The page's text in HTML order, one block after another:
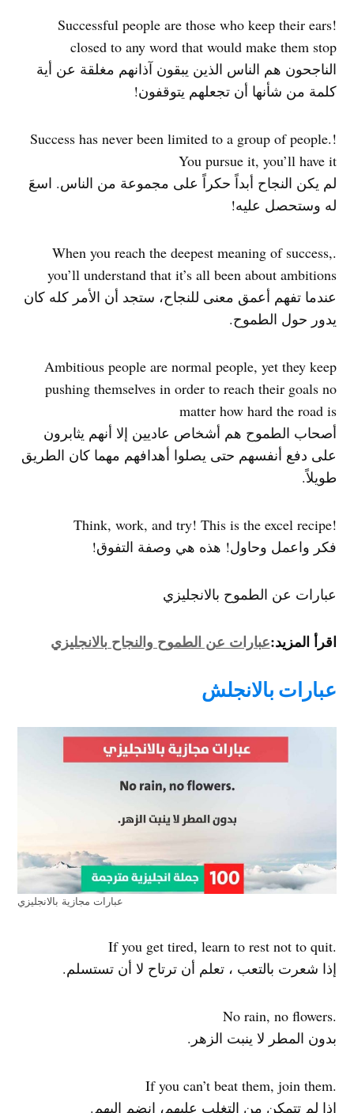
!Successful people are those who keep their ears
closed to any word that would make them stop
الناجحون هم الناس الذين يبقون آذانهم مغلقة عن أية
كلمة من شأنها أن تجعلهم يتوقفون!
!Success has never been limited to a group of people.
You pursue it, you’ll have it
لم يكن النجاح أبداً حكراً على مجموعة من الناس. اسعَ
له وستحصل عليه!
.When you reach the deepest meaning of success,
you’ll understand that it’s all been about ambitions
عندما تفهم أعمق معنى للنجاح، ستجد أن الأمر كله كان
يدور حول الطموح.
Ambitious people are normal people, yet they keep
pushing themselves in order to reach their goals no
matter how hard the road is
أصحاب الطموح هم أشخاص عاديين إلا أنهم يثابرون
على دفع أنفسهم حتى يصلوا أهدافهم مهما كان الطريق
طويلاً.
!Think, work, and try! This is the excel recipe
فكر واعمل وحاول! هذه هي وصفة التفوق!
عبارات عن الطموح بالانجليزي
اقرأ المزيد:عبارات عن الطموح والنجاح بالانجليزي
عبارات بالانجلش
عبارات مجازية بالانجليزي
.If you get tired, learn to rest not to quit
إذا شعرت بالتعب ، تعلم أن ترتاح لا أن تستسلم.
.No rain, no flowers
بدون المطر لا ينبت الزهر.
.If you can’t beat them, join them
إذا لم تتمكن من التغلب عليهم، انضم إليهم.